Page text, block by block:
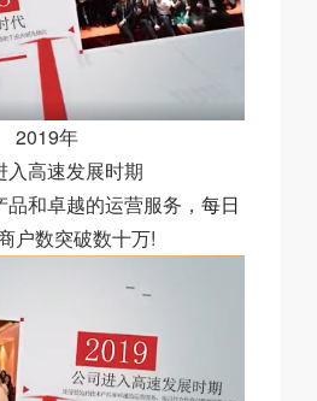
2019年
入高速发展时期
和卓越的运营服务， 每日
户数突破数十万!